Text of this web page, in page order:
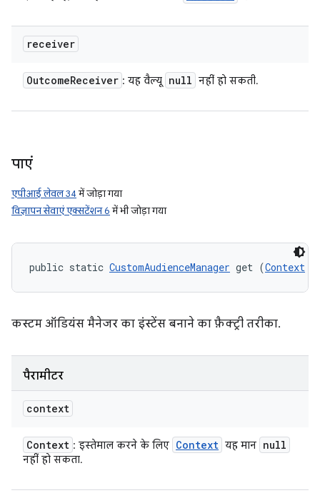
receiver
OutcomeReceiver : यह वैल्यू null नहीं हो सकती.
पाएं
एपीआई लेवल 34में जोड़ा गया
विज्ञापन सेवाएं एक्सटेंशन 6में भी जोड़ा गया
public static CustomAudienceManager get (Context
कस्टम ऑडियंस मैनेजर का इंस्टेंस बनाने का फ़ैक्ट्री तरीका.
पैरामीटर
context
Context : इस्तेमाल करने के लिए Context यह मान null
नहीं हो सकता.